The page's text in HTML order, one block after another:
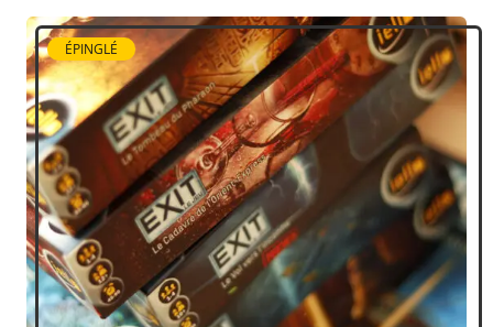
jours, Le Calendrier de l’Avent EXIT est une
incroyable […]
ÉPINGLÉ